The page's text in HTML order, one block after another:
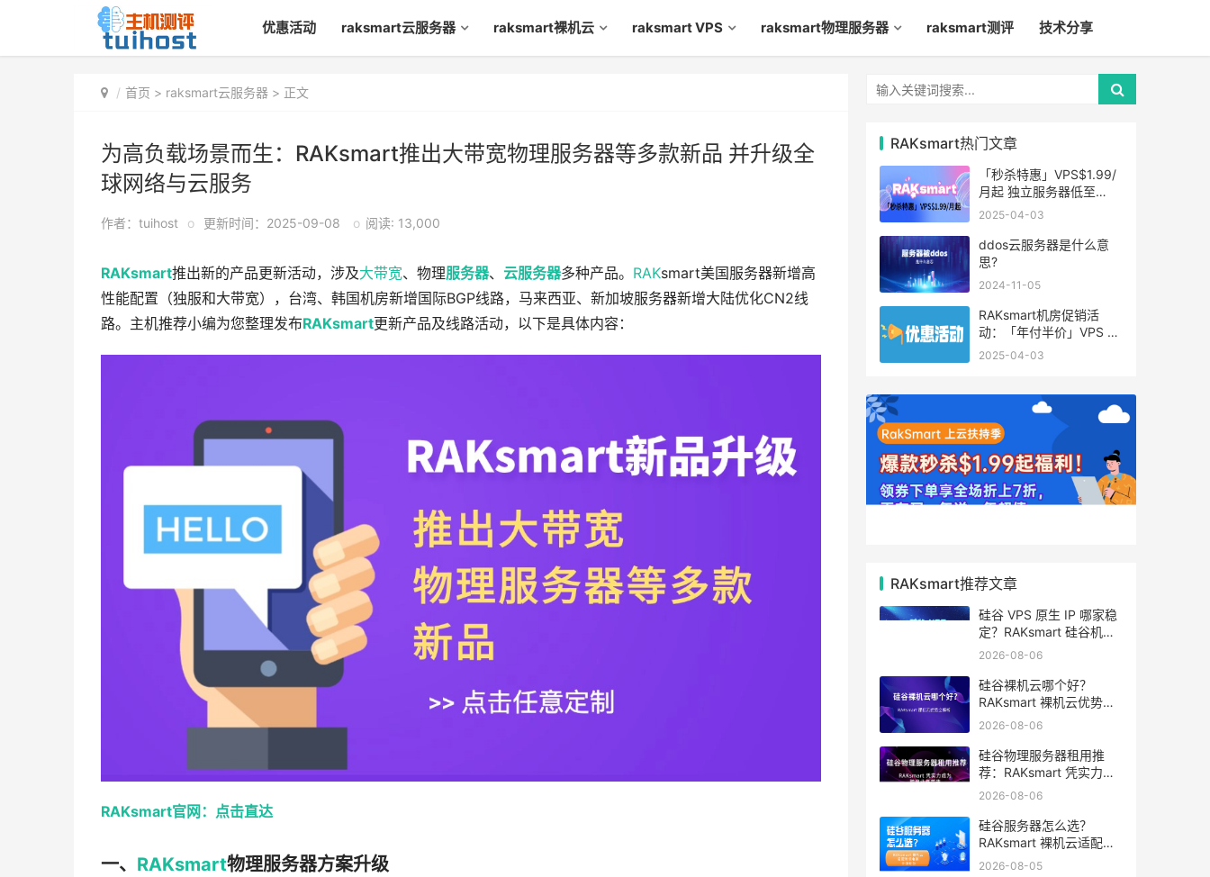
优惠活动 raksmart云服务器 raksmart裸机云 raksmart VPS raksmart物理服务器 raksmart测评 技术分享
首页 > raksmart云服务器 > 正文
为高负载场景而生：RAKsmart推出大带宽物理服务器等多款新品 并升级全
球网络与云服务
作者：tuihost o 更新时间：2025-09-08 o 阅读: 13,000
RAKsmart推出新的产品更新活动，涉及大带宽、物理服务器、 云服务器多种产品。 RAKsmart美国服务器新增高
性能配置（独服和大带宽），台湾、韩国机房新增国际BGP线路，马来西亚、 新加坡服务器新增大陆优化CN2线
路。主机推荐小编为您整理发布RAKsmart更新产品及线路活动，以下是具体内容：
RAKsmart官网：点击直达
一、 RAKsmart物理服务器方案升级
RAKsmart热门文章
「秒杀特惠」VPS$1.99/
月起 独立服务器低至
$49/月起
2025-04-03
ddos云服务器是什么意
思?
2024-11-05
RAKsmart机房促销活
动：「年付半价」VPS 云
服务器仅$19.6/年起
2025-04-03
RAKsmart推荐文章
硅谷 VPS 原生 IP 哪家稳
定？RAKsmart 硅谷机房
深度评测
2026-08-06
硅谷裸机云哪个好？
RAKsmart 裸机云优势全
解析
2026-08-06
硅谷物理服务器租用推
荐：RAKsmart 凭实力成
为跨境业务首选
2026-08-06
硅谷服务器怎么选？
RAKsmart 裸机云适配跨
境电商 手游后台
2026-08-05